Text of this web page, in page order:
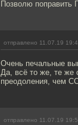
Позволю поправить
отправлено 11.07.19
Очень печальные
Да, всё то же, те же
преодоления, чем
отправлено 11.07.19